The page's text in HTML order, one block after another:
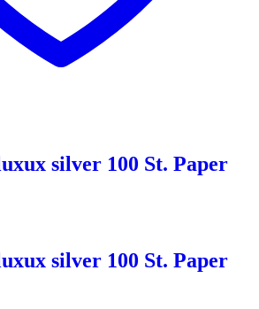
silver 100 St. Paper
silver 100 St. Paper